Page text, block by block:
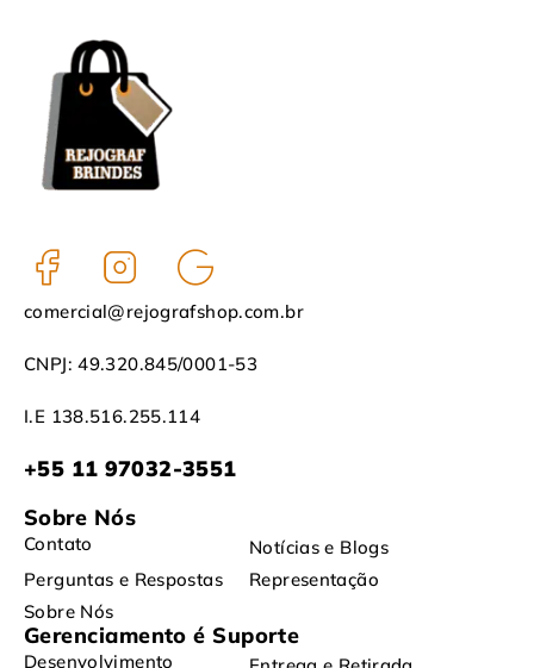
comercial@rejografshop.com.br
CNPJ: 49.320.845/0001-53
I.E 138.516.255.114
+55 11 97032-3551
Sobre Nós
Contato
Notícias e Blogs
Perguntas e Respostas
Representação
Sobre Nós
Gerenciamento é Suporte
Desenvolvimento